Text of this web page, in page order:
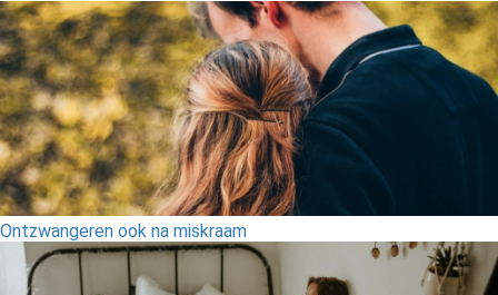
Ontzwangeren ook na miskraam